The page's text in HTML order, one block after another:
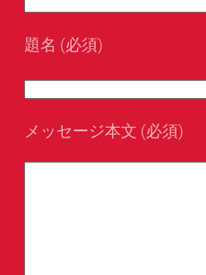
題名 (必須)
メッセージ本文 (必須)